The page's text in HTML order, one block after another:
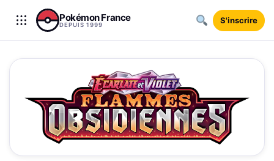
Aller au contenu
Pokémon France
DEPUIS 1999 S'inscrire